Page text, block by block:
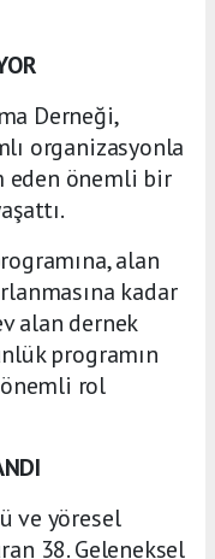
Derneği,
organizasyonla
eden önemli bir
alan
kadar
alan dernek
programın
önemli rol
ve yöresel
38. Geleneksel